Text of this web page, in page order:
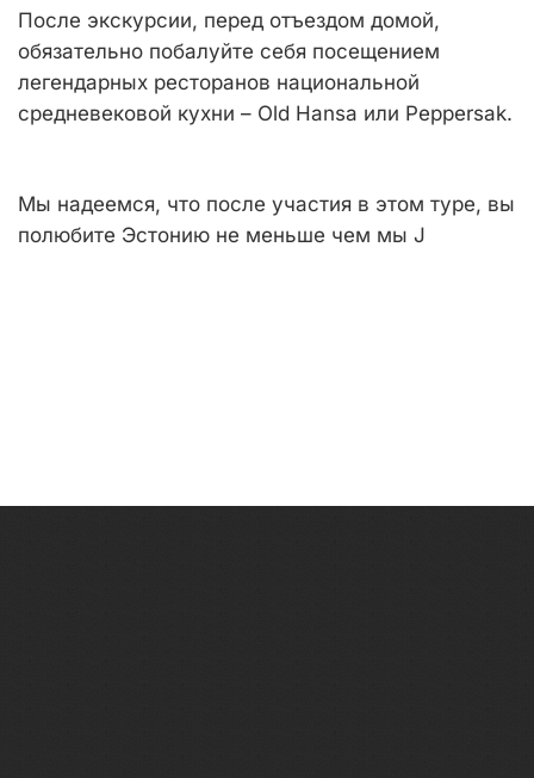
После экскурсии, перед отъездом домой,
обязательно побалуйте себя посещением
легендарных ресторанов национальной
средневековой кухни – Old Hansa или Peppersak.
Мы надеемся, что после участия в этом туре, вы
полюбите Эстонию не меньше чем мы J